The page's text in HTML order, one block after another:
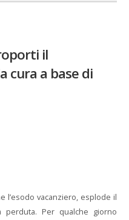
il
cura a base di
l’esodo vacanziero, esplode il
perduta. Per qualche giorno